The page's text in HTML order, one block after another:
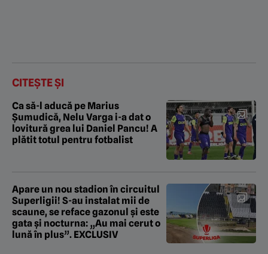
CITEȘTE ȘI
Ca să-l aducă pe Marius
Șumudică, Nelu Varga i-a dat o
lovitură grea lui Daniel Pancu! A
plătit totul pentru fotbalist
Apare un nou stadion în circuitul
Superligii! S-au instalat mii de
scaune, se reface gazonul și este
gata și nocturna: „Au mai cerut o
lună în plus”. EXCLUSIV